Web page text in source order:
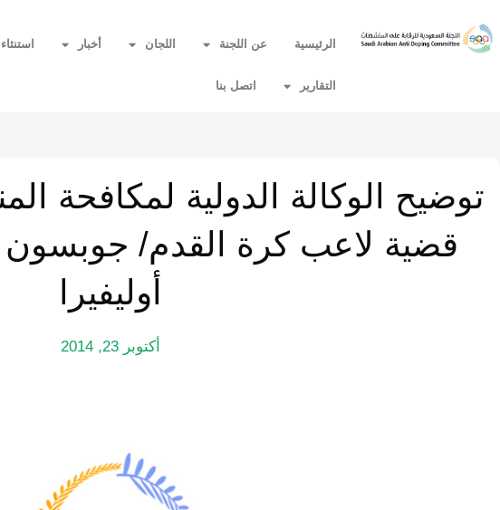
الرئيسية عن اللجنة اللجان أخبار
التقارير اتصل بنا
قضية لاعب كرة القدم/ جوبسون
أوليفيرا
أكتوبر 23, 2014